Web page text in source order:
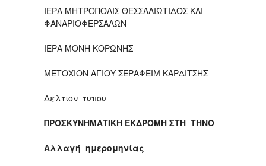
ΙΕΡΑ ΜΗΤΡΟΠΟΛΙΣ ΘΕΣΣΑΛΙΩΤΙΔΟΣ ΚΑΙ
ΦΑΝΑΡΙΟΦΕΡΣΑΛΩΝ
ΙΕΡΑ ΜΟΝΗ ΚΟΡΩΝΗΣ
ΜΕΤΟΧΙΟΝ ΑΓΙΟΥ ΣΕΡΑΦΕΙΜ ΚΑΡΔΙΤΣΗΣ
Δελτιον τυπου
ΠΡΟΣΚΥΝΗΜΑΤΙΚΗ ΕΚΔΡΟΜΗ ΣΤΗ ΤΗΝΟ
Αλλαγή ημερομηνίας